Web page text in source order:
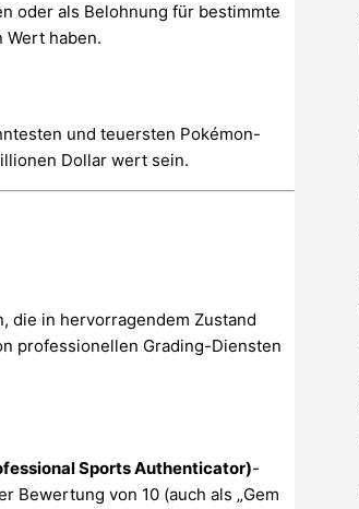
oder als Belohnung für bestimmte
haben.
und teuersten Pokémon-
Dollar wert sein.
die in hervorragendem Zustand
professionellen Grading-Diensten
Sports Authenticator)-
Bewertung von 10 (auch als „Gem